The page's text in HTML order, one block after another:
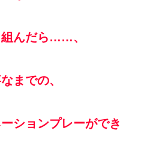
だら……、
の、
ンプレーができ